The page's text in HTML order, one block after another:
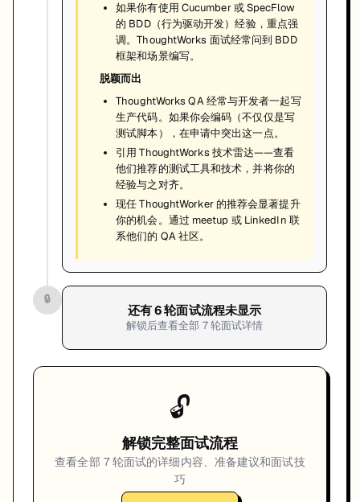
如果你有使用 Cucumber 或 SpecFlow
的 BDD（行为驱动开发）经验，重点强
调。ThoughtWorks 面试经常问到 BDD
框架和场景编写。
脱颖而出
ThoughtWorks QA 经常与开发者一起写
生产代码。如果你会编码（不仅仅是写
测试脚本），在申请中突出这一点。
引用 ThoughtWorks 技术雷达——查看
他们推荐的测试工具和技术，并将你的
经验与之对齐。
现任 ThoughtWorker 的推荐会显著提升
你的机会。通过 meetup 或 LinkedIn 联
系他们的 QA 社区。
🔒
还有6轮面试流程未显示
解锁后查看全部 7轮面试详情
🔓
解锁完整面试流程
查看全部 7轮面试的详细内容、准备建议和面试技
巧